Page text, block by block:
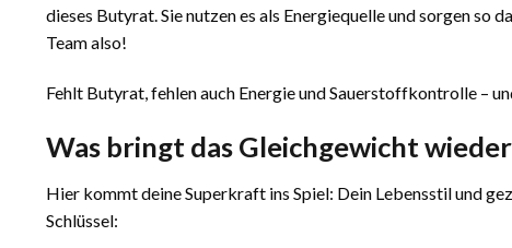
dieses Butyrat. Sie nutzen es als Energiequelle und sorgen
Team also!
Fehlt Butyrat, fehlen auch Energie und Sauerstoffkontrolle –
Was bringt das Gleichgewicht
Hier kommt deine Superkraft ins Spiel: Dein Lebensstil und
Schlüssel: